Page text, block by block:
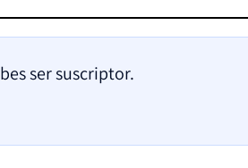
ser suscriptor.